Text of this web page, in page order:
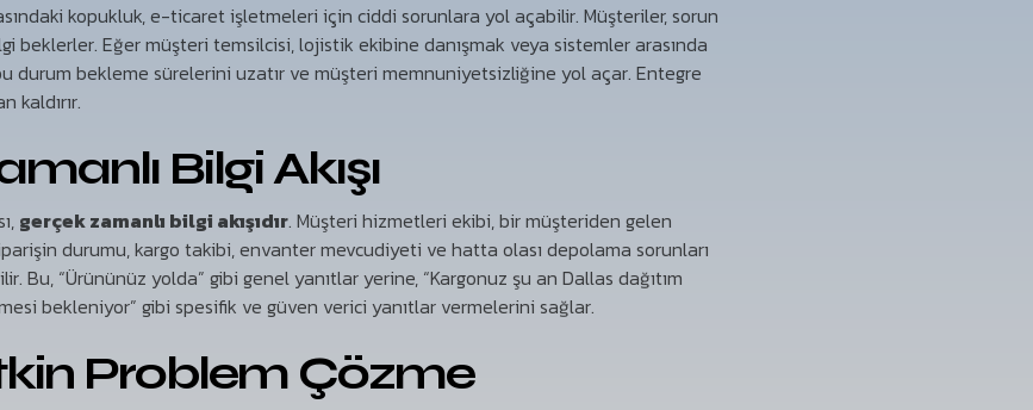
kopukluk, e-ticaret işletmeleri için ciddi sorunlara yol açabilir. Müşteriler, sorun
beklerler. Eğer müşteri temsilcisi, lojistik ekibine danışmak veya sistemler arasında
durum bekleme sürelerini uzatır ve müşteri memnuniyetsizliğine yol açar. Entegre
kaldırır.
Bilgi Akışı
gerçek zamanlı bilgi akışıdır. Müşteri hizmetleri ekibi, bir müşteriden gelen
durumu, kargo takibi, envanter mevcudiyeti ve hatta olası depolama sorunları
Bu, “Ürününüz yolda” gibi genel yanıtlar yerine, “Kargonuz şu an Dallas dağıtım
bekleniyor” gibi spesifik ve güven verici yanıtlar vermelerini sağlar.
Problem Çözme